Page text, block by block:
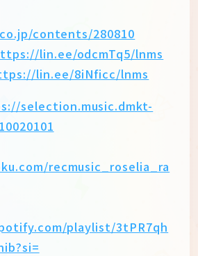
contents/280810
lin.ee/odcmTq5/lnms
lin.ee/8iNficc/lnms
selection.music.dmkt-
recmusic_roselia_ra
playlist/3tPR7qh